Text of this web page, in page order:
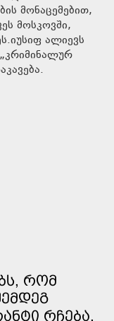
მონაცემებით,
მოსკოვში,
ალიევს
ᲠᲝᲛ
ᲠᲩᲔᲑᲐ,